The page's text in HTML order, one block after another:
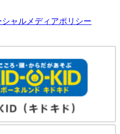
ャルメディアポリシー